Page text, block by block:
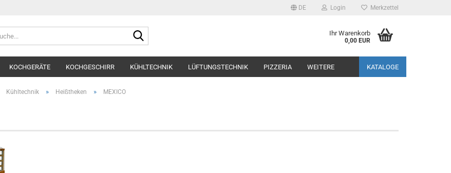
DE Login Merkzettel
Ihr Warenkorb
0,00 EUR
KOCHGERÄTE KOCHGESCHIRR KÜHLTECHNIK LÜFTUNGSTECHNIK PIZZERIA KATALOGE
WEITERE
Kühltechnik » Heißtheken » MEXICO